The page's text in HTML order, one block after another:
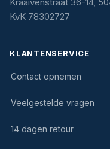
KvK 78302727
KLANTENSERVICE
Contact opnemen
Veelgestelde vragen
14 dagen retour